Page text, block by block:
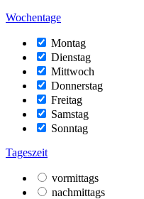
Wochentage
Montag
Dienstag
Mittwoch
Donnerstag
Freitag
Samstag
Sonntag
Tageszeit
vormittags
nachmittags